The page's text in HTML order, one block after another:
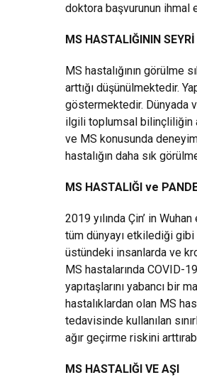
doktora başvurunun
MS HASTALIĞININ SEYRİ
MS hastalığının görülme
arttığı düşünülmektedir.
göstermektedir. Dünyada
ilgili toplumsal bilinçliliğin
ve MS konusunda
hastalığın daha sık
MS HASTALIĞI ve
2019 yılında Çin’ in
tüm dünyayı etkilediği
üstündeki insanlarda ve
MS hastalarında COVID-
yapıtaşlarını yabancı bir
hastalıklardan olan MS
tedavisinde kullanılan
ağır geçirme riskini
MS HASTALIĞI VE AŞI